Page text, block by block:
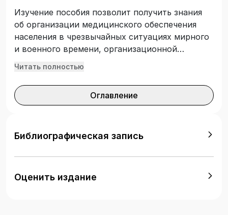
Изучение пособия позволит получить знания
об организации медицинского обеспечения
населения в чрезвычайных ситуациях мирного
и военного времени, организационной
структуре и порядке функционирования
предупреждения и ликвидации чрезвычайных
ситуаций и Всероссийской службы медицины
лечебно-эвакуационных, санитарно-
мероприятий в чрезвычайных ситуациях.
Основное внимание уделено доступному
изложению основных принципов
Читать полностью
Оглавление
Библиографическая запись
Оценить издание